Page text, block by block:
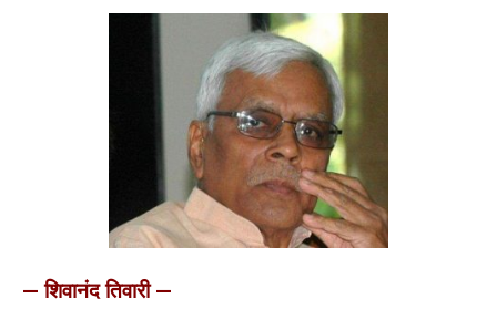
— शिवानंद तिवारी —